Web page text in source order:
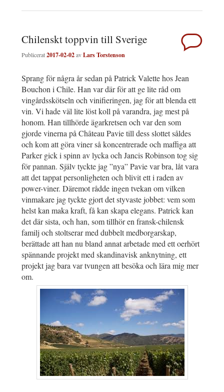
Chilenskt toppvin till Sverige
Publicerat2017-02-02avLars Torstenson
Sprang för några år sedan på Patrick Valette hos Jean
Bouchon i Chile. Han var där för att ge lite råd om
vingårdsskötseln och vinifieringen, jag för att blenda ett
vin. Vi hade väl lite löst koll på varandra, jag mest på
honom. Han tillhörde ägarkretsen och var den som
gjorde vinerna på Château Pavie till dess slottet såldes
och kom att göra viner så koncentrerade och maffiga att
Parker gick i spinn av lycka och Jancis Robinson tog sig
för pannan. Själv tyckte jag ”nya” Pavie var bra, låt vara
att det tappat personligheten och blivit ett i raden av
power-viner. Däremot rådde ingen tvekan om vilken
vinmakare jag tyckte gjort det styvaste jobbet: vem som
helst kan maka kraft, få kan skapa elegans. Patrick kan
det där sista, och han, som tillhör en fransk-chilensk
familj och stoltserar med dubbelt medborgarskap,
berättade att han nu bland annat arbetade med ett oerhört
spännande projekt med skandinavisk anknytning, ett
projekt jag bara var tvungen att besöka och lära mig mer
om.